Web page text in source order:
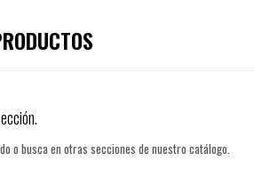
o busca en otras secciones de nuestro catálogo.